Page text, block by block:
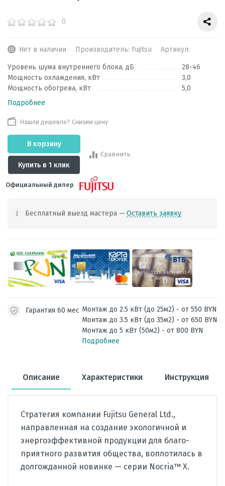
0
Нет в наличии Производитель: Fujitsu Артикул:
Уровень шума внутреннего блока, дБ
28-46
Мощность охлаждения, кВт
3,0
Мощность обогрева, кВт
5,0
Подробнее
Нашли дешевле? Снизим цену
В корзину
Купить в 1 клик
Сравнить
Официальный дилер
Бесплатный выезд мастера — Оставить заявку
Гарантия 60 мес Монтаж до 2.5 кВт (до 25м2) - от 550 BYN
Монтаж до 3.5 кВт (до 35м2) - от 650 BYN
Монтаж до 5 кВт (50м2) - от 800 BYN
Подробнее
Описание Характеристики Инструкция
Стратегия компании Fujitsu General Ltd.,
направленная на создание экологичной и
энергоэффективной продукции для благо­
приятного развития общества, воплотилась в
долгожданной новин­ке — серии Nocria™ X.